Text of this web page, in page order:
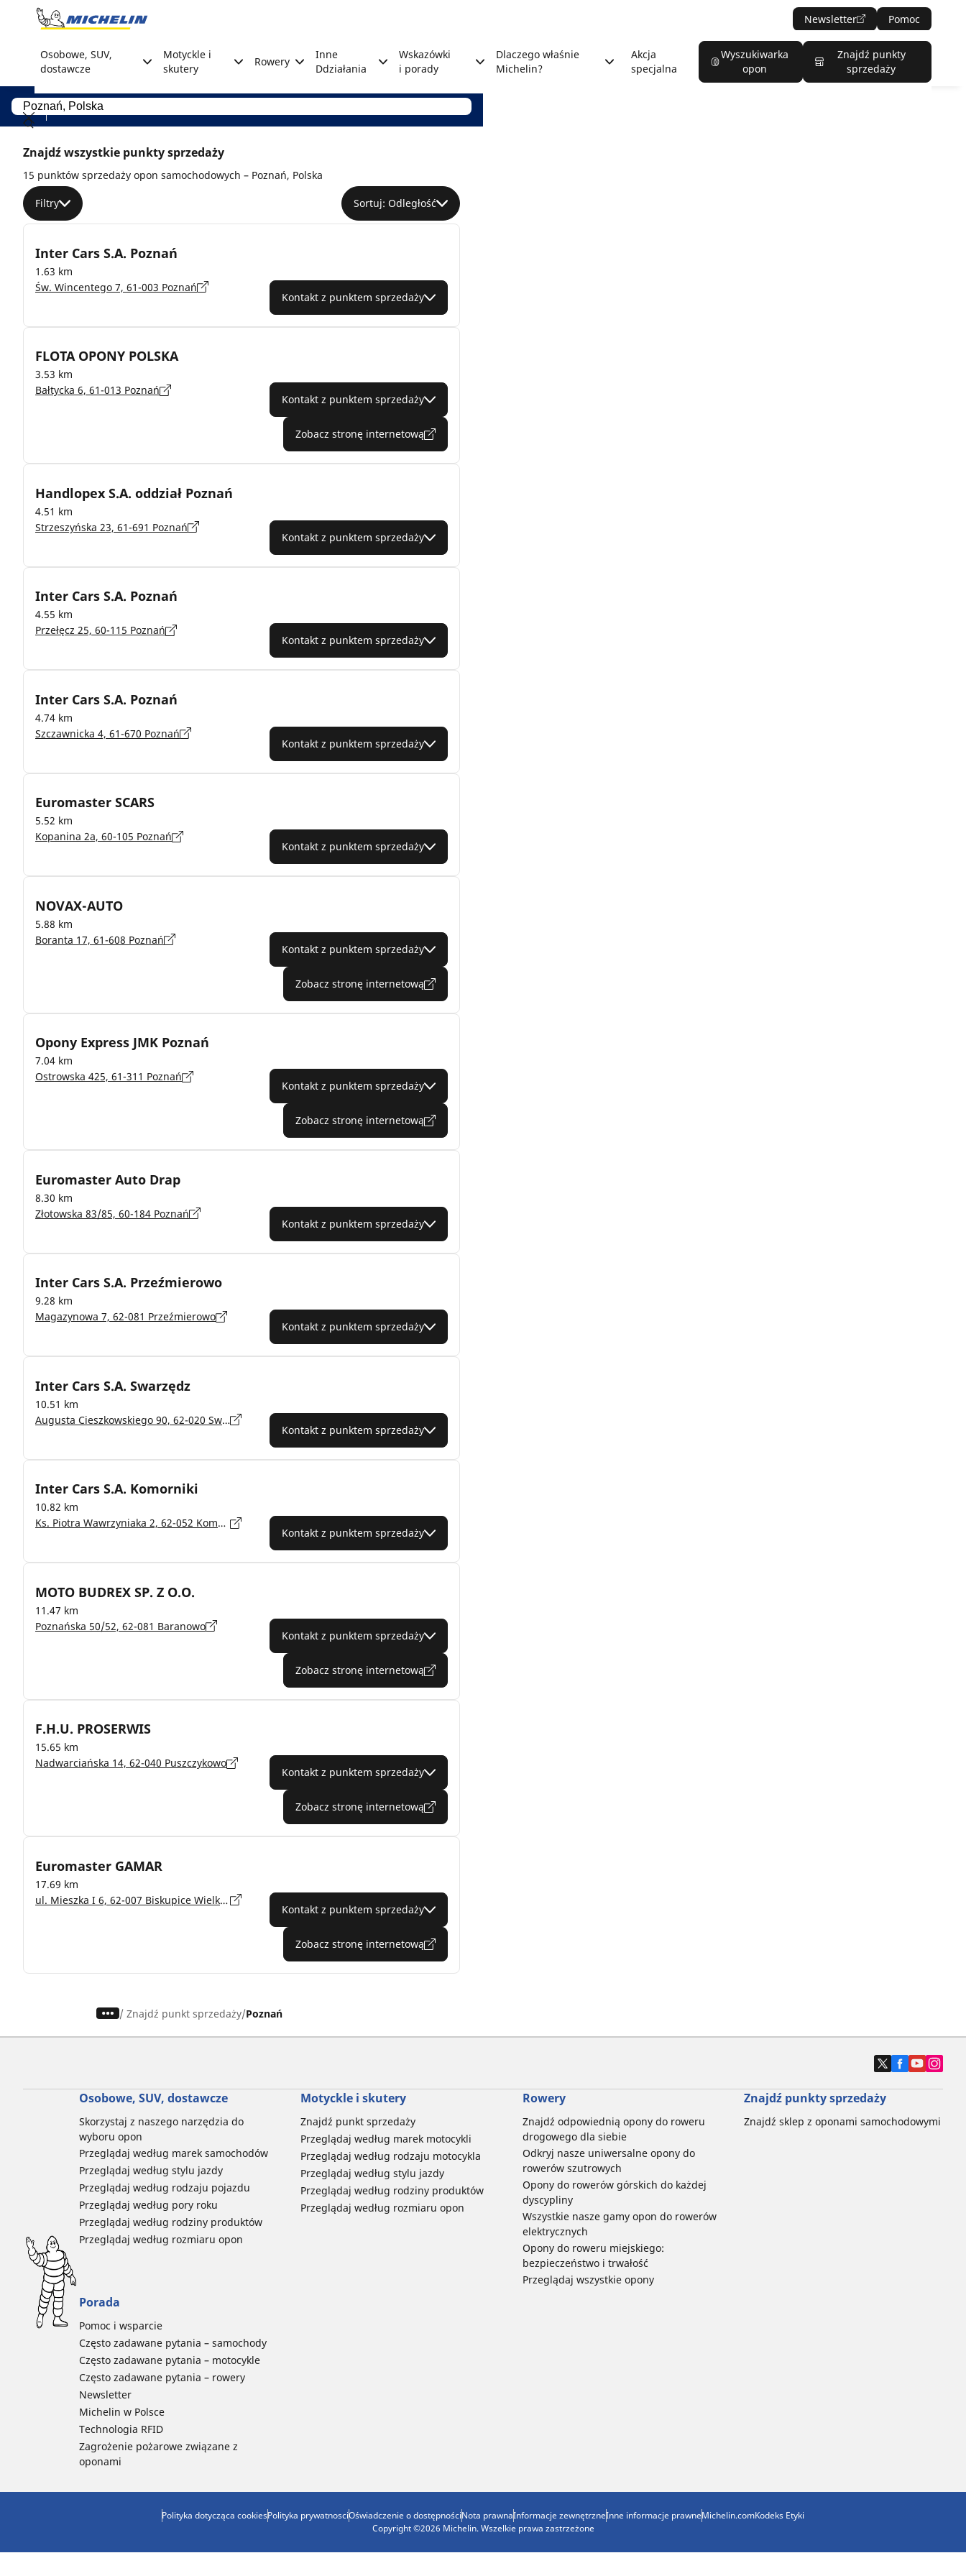
Go to page content
Newsletter Pomoc
Osobowe, SUV,
dostawcze
Motyckle i
skutery
Rowery
Inne
Ddziałania
Wskazówki
i porady
Dlaczego właśnie
Michelin?
Akcja
specjalna
Wyszukiwarka
opon
Znajdź punkty
sprzedaży
Znajdź wszystkie punkty sprzedaży
15 punktów sprzedaży opon samochodowych – Poznań, Polska
Filtry Sortuj: Odległość
Inter Cars S.A. Poznań
1.63 km
Św. Wincentego 7, 61-003 Poznań
Kontakt z punktem sprzedaży
FLOTA OPONY POLSKA
3.53 km
Bałtycka 6, 61-013 Poznań
Kontakt z punktem sprzedaży
Zobacz stronę internetową
Handlopex S.A. oddział Poznań
4.51 km
Strzeszyńska 23, 61-691 Poznań
Kontakt z punktem sprzedaży
Inter Cars S.A. Poznań
4.55 km
Przełęcz 25, 60-115 Poznań
Kontakt z punktem sprzedaży
Inter Cars S.A. Poznań
4.74 km
Szczawnicka 4, 61-670 Poznań
Kontakt z punktem sprzedaży
Euromaster SCARS
5.52 km
Kopanina 2a, 60-105 Poznań
Kontakt z punktem sprzedaży
NOVAX-AUTO
5.88 km
Boranta 17, 61-608 Poznań
Kontakt z punktem sprzedaży
Zobacz stronę internetową
Opony Express JMK Poznań
7.04 km
Ostrowska 425, 61-311 Poznań
Kontakt z punktem sprzedaży
Zobacz stronę internetową
Euromaster Auto Drap
8.30 km
Złotowska 83/85, 60-184 Poznań
Kontakt z punktem sprzedaży
Inter Cars S.A. Przeźmierowo
9.28 km
Magazynowa 7, 62-081 Przeźmierowo
Kontakt z punktem sprzedaży
Inter Cars S.A. Swarzędz
10.51 km
Augusta Cieszkowskiego 90, 62-020 Swarzędz
Kontakt z punktem sprzedaży
Inter Cars S.A. Komorniki
10.82 km
Ks. Piotra Wawrzyniaka 2, 62-052 Komorniki
Kontakt z punktem sprzedaży
MOTO BUDREX SP. Z O.O.
11.47 km
Poznańska 50/52, 62-081 Baranowo
Kontakt z punktem sprzedaży
Zobacz stronę internetową
F.H.U. PROSERWIS
15.65 km
Nadwarciańska 14, 62-040 Puszczykowo
Kontakt z punktem sprzedaży
Zobacz stronę internetową
Euromaster GAMAR
17.69 km
ul. Mieszka I 6, 62-007 Biskupice Wielkopolskie
Kontakt z punktem sprzedaży
Zobacz stronę internetową
/ Znajdź punkt sprzedaży Poznań
Osobowe, SUV, dostawcze
Skorzystaj z naszego narzędzia do
wyboru opon
Przeglądaj według marek samochodów
Przeglądaj według stylu jazdy
Przeglądaj według rodzaju pojazdu
Przeglądaj według pory roku
Przeglądaj według rodziny produktów
Przeglądaj według rozmiaru opon
Motyckle i skutery
Znajdź punkt sprzedaży
Przeglądaj według marek motocykli
Przeglądaj według rodzaju motocykla
Przeglądaj według stylu jazdy
Przeglądaj według rodziny produktów
Przeglądaj według rozmiaru opon
Rowery
Znajdź odpowiednią opony do roweru
drogowego dla siebie
Odkryj nasze uniwersalne opony do
rowerów szutrowych
Opony do rowerów górskich do każdej
dyscypliny
Wszystkie nasze gamy opon do rowerów
elektrycznych
Opony do roweru miejskiego:
bezpieczeństwo i trwałość
Przeglądaj wszystkie opony
Znajdź punkty sprzedaży
Znajdź sklep z oponami samochodowymi
Porada
Pomoc i wsparcie
Często zadawane pytania – samochody
Często zadawane pytania – motocykle
Często zadawane pytania – rowery
Newsletter
Michelin w Polsce
Technologia RFID
Zagrożenie pożarowe związane z
oponami
Polityka dotycząca cookiesPolityka prywatnosciOświadczenie o dostępnościNota prawnaInformacje zewnętrzneInne informacje prawneMichelin.comKodeks Etyki
Copyright ©2026 Michelin. Wszelkie prawa zastrzeżone